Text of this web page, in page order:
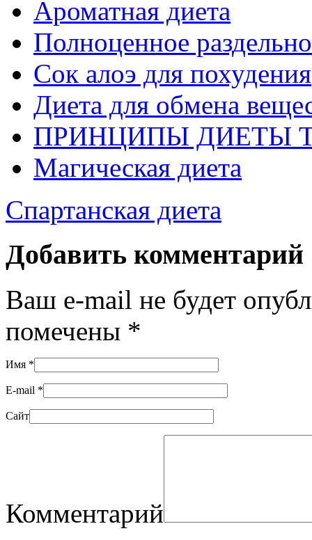
Ароматная диета
Полноценное
Сок алоэ для похудения
Диета для обмена
ПРИНЦИПЫ ДИЕТЫ
Магическая диета
Спартанская диета
Добавить комментарий
Ваш e-mail не будет
помечены *
Имя *
E-mail *
Сайт
Комментарий